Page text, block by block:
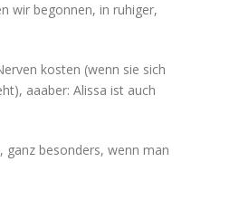
wir begonnen, in ruhiger,
kosten (wenn sie sich
aaaber: Alissa ist auch
ganz besonders, wenn man